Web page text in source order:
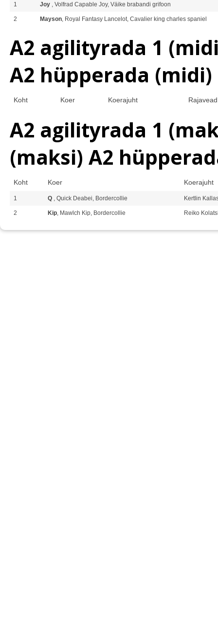
1 Joy , Volfrad Capable Joy, Väike brabandi grifoon
2 Mayson, Royal Fantasy Lancelot, Cavalier king charles spaniel
A2 agilityrada 1
A2 hüpperada (midi)
Koht Koer Koerajuht Rajavead
A2 agilityrada 1
(maksi) A2
Koht Koer Koerajuht
1 Q , Quick Deabei, Bordercollie Kertlin
2 Kip, Mawlch Kip, Bordercollie Reiko